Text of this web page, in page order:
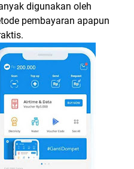
digunakan oleh
pembayaran apapun